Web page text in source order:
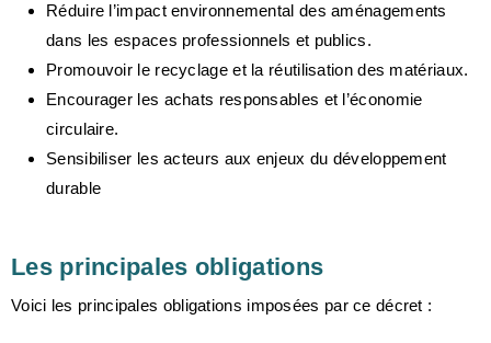
Réduire l’impact environnemental des aménagements
dans les espaces professionnels et publics.
Promouvoir le recyclageet la réutilisation des matériaux.
Encourager les achats responsables et l’économie
circulaire.
Sensibiliser les acteurs aux enjeux du développement
durable
Les principales obligations
Voici les principales obligations imposées par ce décret :